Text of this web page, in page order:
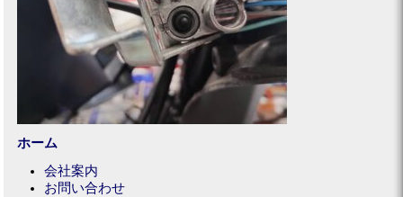
ホーム
会社案内
お問い合わせ